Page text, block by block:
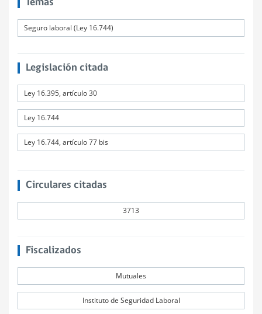
Temas
Seguro laboral (Ley 16.744)
Legislación citada
Ley 16.395, artículo 30
Ley 16.744
Ley 16.744, artículo 77 bis
Circulares citadas
3713
Fiscalizados
Mutuales
Instituto de Seguridad Laboral